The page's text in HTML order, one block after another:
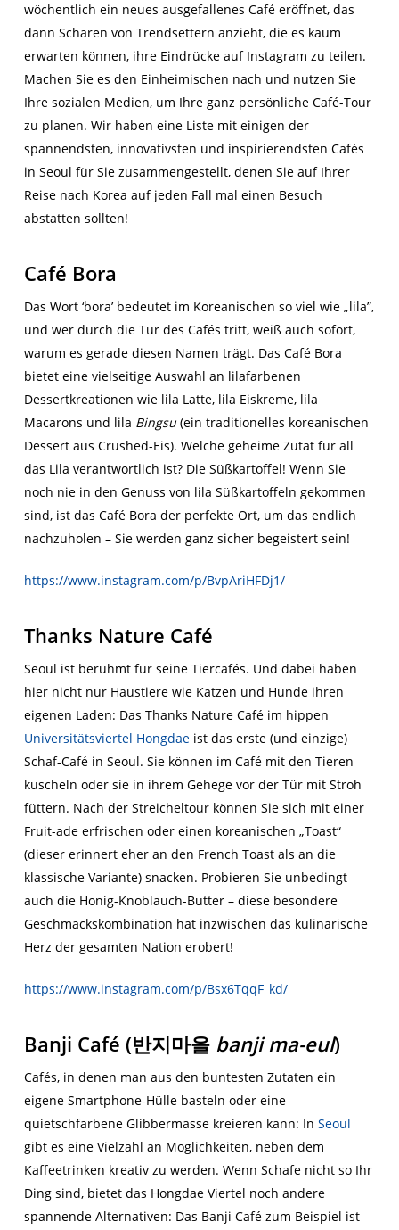
wöchentlich ein neues ausgefallenes Café eröffnet, das
dann Scharen von Trendsettern anzieht, die es kaum
erwarten können, ihre Eindrücke auf Instagram zu teilen.
Machen Sie es den Einheimischen nach und nutzen Sie
Ihre sozialen Medien, um Ihre ganz persönliche Café-Tour
zu planen. Wir haben eine Liste mit einigen der
spannendsten, innovativsten und inspirierendsten Cafés
in Seoul für Sie zusammengestellt, denen Sie auf Ihrer
Reise nach Korea auf jeden Fall mal einen Besuch
abstatten sollten!
Café Bora
Das Wort ‘bora’ bedeutet im Koreanischen so viel wie „lila”,
und wer durch die Tür des Cafés tritt, weiß auch sofort,
warum es gerade diesen Namen trägt. Das Café Bora
bietet eine vielseitige Auswahl an lilafarbenen
Dessertkreationen wie lila Latte, lila Eiskreme, lila
Macarons und lila Bingsu(ein traditionelles koreanischen
Dessert aus Crushed-Eis). Welche geheime Zutat für all
das Lila verantwortlich ist? Die Süßkartoffel! Wenn Sie
noch nie in den Genuss von lila Süßkartoffeln gekommen
sind, ist das Café Bora der perfekte Ort, um das endlich
nachzuholen – Sie werden ganz sicher begeistert sein!
https://www.instagram.com/p/BvpAriHFDj1/
Thanks Nature Café
Seoul ist berühmt für seine Tiercafés. Und dabei haben
hier nicht nur Haustiere wie Katzen und Hunde ihren
eigenen Laden: Das Thanks Nature Café im hippen
Universitätsviertel Hongdae ist das erste (und einzige)
Schaf-Café in Seoul. Sie können im Café mit den Tieren
kuscheln oder sie in ihrem Gehege vor der Tür mit Stroh
füttern. Nach der Streicheltour können Sie sich mit einer
Fruit-ade erfrischen oder einen koreanischen „Toast“
(dieser erinnert eher an den French Toast als an die
klassische Variante) snacken. Probieren Sie unbedingt
auch die Honig-Knoblauch-Butter – diese besondere
Geschmackskombination hat inzwischen das kulinarische
Herz der gesamten Nation erobert!
https://www.instagram.com/p/Bsx6TqqF_kd/
Banji Café (반지마을 banji ma-eul)
Cafés, in denen man aus den buntesten Zutaten ein
eigene Smartphone-Hülle basteln oder eine
quietschfarbene Glibbermasse kreieren kann: In Seoul
gibt es eine Vielzahl an Möglichkeiten, neben dem
Kaffeetrinken kreativ zu werden. Wenn Schafe nicht so Ihr
Ding sind, bietet das Hongdae Viertel noch andere
spannende Alternativen: Das Banji Café zum Beispiel ist